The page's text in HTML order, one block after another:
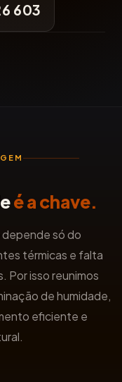
603
é a chave.
só do
térmicas e falta
Por isso reunimos
de humidade,
eficiente e